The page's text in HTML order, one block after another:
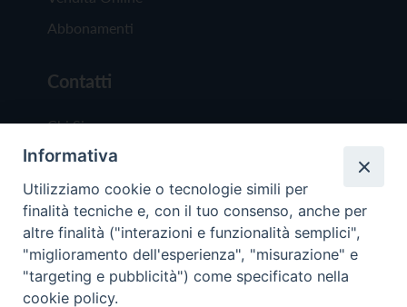
Abbonamenti
Contatti
Chi Siamo
Redazione
Scrivici
Copyright © 2019 - Tutti i diritti riservati - Vita
Informativa
Utilizziamo cookie o tecnologie simili per
finalità tecniche e, con il tuo consenso, anche per
altre finalità ("interazioni e funzionalità semplici",
"miglioramento dell'esperienza", "misurazione" e
"targeting e pubblicità") come specificato nella
cookie policy.